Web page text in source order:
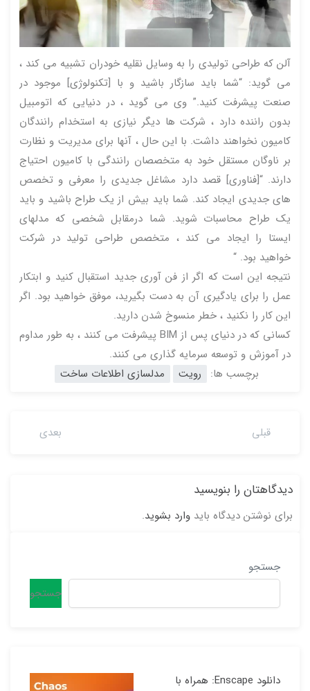
آلن که طراحی تولیدی را به وسایل نقلیه خودران تشبیه می کند ،
می گوید: “شما باید سازگار باشید و با [تکنولوژی] موجود در
صنعت پیشرفت کنید.” وی می گوید ، در دنیایی که اتومبیل
بدون راننده دارد ، شرکت ها دیگر نیازی به استخدام رانندگان
کامیون نخواهند داشت. با این حال ، آنها برای مدیریت و نظارت
بر ناوگان مستقل خود به متخصصان رانندگی با کامیون احتیاج
دارند. “[فناوری] قصد دارد مشاغل جدیدی را معرفی و تخصص
های جدیدی ایجاد کند. شما باید بیش از یک طراح باشید و باید
یک طراح محاسبات شوید. شما درمقابل شخصی که مدلهای
ایستا را ایجاد می کند ، متخصص طراحی تولید در شرکت
خواهید بود. “
نتیجه این است که اگر از فن آوری جدید استقبال کنید و ابتکار
عمل را برای یادگیری آن به دست بگیرید، موفق خواهید بود. اگر
این کار را نکنید ، خطر منسوخ شدن دارید.
کسانی که در دنیای پس از BIM پیشرفت می کنند ، به طور مداوم
در آموزش و توسعه سرمایه گذاری می کنند.
برچسب ها:
رویت مدلسازی اطلاعات ساخت
قبلی بعدی
دیدگاهتان را بنویسید
برای نوشتن دیدگاه باید وارد بشوید.
جستجو
جستجو
دانلود Enscape: همراه با